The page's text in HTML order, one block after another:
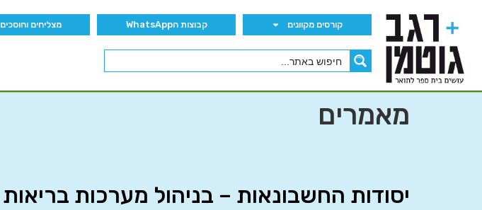
קורסים מקוונים קבוצות הWhatsApp מצליחים וחוסכים
מאמרים
יסודות החשבונאות – בניהול מערכות בריאות